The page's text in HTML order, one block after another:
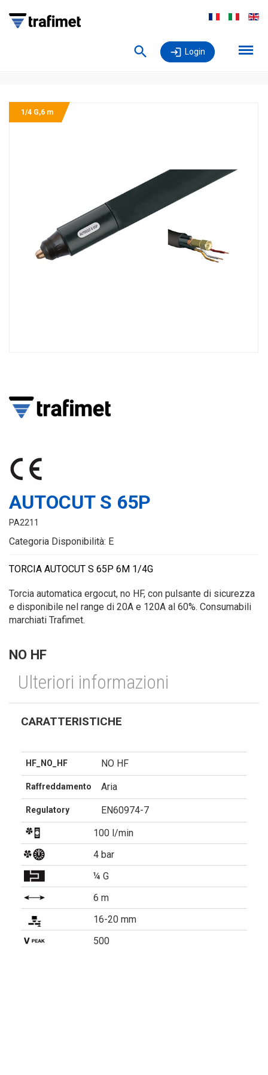
Login
1/4 G,6 m
AUTOCUT S 65P
PA2211
Categoria Disponibilità: E
TORCIA AUTOCUT S 65P 6M 1/4G
Torcia automatica ergocut, no HF, con pulsante di sicurezza
e disponibile nel range di 20A e 120A al 60%. Consumabili
marchiati Trafimet.
NO HF
Ulteriori informazioni
CARATTERISTICHE
HF_NO_HF NO HF
Raffreddamento Aria
Regulatory
EN60974-7
100 l/min
4 bar
¼ G
6 m
16-20 mm
500